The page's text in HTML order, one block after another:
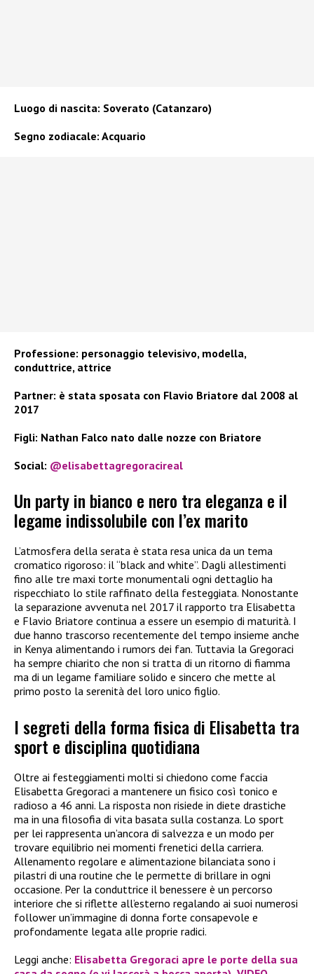
Luogo di nascita: Soverato (Catanzaro)
Segno zodiacale: Acquario
Professione: personaggio televisivo, modella,
conduttrice, attrice
Partner: è stata sposata con Flavio Briatore dal 2008 al
2017
Figli: Nathan Falco nato dalle nozze con Briatore
Social: @elisabettagregoracireal
Un party in bianco e nero tra eleganza e il
legame indissolubile con l’ex marito
L’atmosfera della serata è stata resa unica da un tema
cromatico rigoroso: il “black and white”. Dagli allestimenti
fino alle tre maxi torte monumentali ogni dettaglio ha
rispecchiato lo stile raffinato della festeggiata. Nonostante
la separazione avvenuta nel 2017 il rapporto tra Elisabetta
e Flavio Briatore continua a essere un esempio di maturità. I
due hanno trascorso recentemente del tempo insieme anche
in Kenya alimentando i rumors dei fan. Tuttavia la Gregoraci
ha sempre chiarito che non si tratta di un ritorno di fiamma
ma di un legame familiare solido e sincero che mette al
primo posto la serenità del loro unico figlio.
I segreti della forma fisica di Elisabetta tra
sport e disciplina quotidiana
Oltre ai festeggiamenti molti si chiedono come faccia
Elisabetta Gregoraci a mantenere un fisico così tonico e
radioso a 46 anni. La risposta non risiede in diete drastiche
ma in una filosofia di vita basata sulla costanza. Lo sport
per lei rappresenta un’ancora di salvezza e un modo per
trovare equilibrio nei momenti frenetici della carriera.
Allenamento regolare e alimentazione bilanciata sono i
pilastri di una routine che le permette di brillare in ogni
occasione. Per la conduttrice il benessere è un percorso
interiore che si riflette all’esterno regalando ai suoi numerosi
follower un’immagine di donna forte consapevole e
profondamente legata alle proprie radici.
Leggi anche: Elisabetta Gregoraci apre le porte della sua